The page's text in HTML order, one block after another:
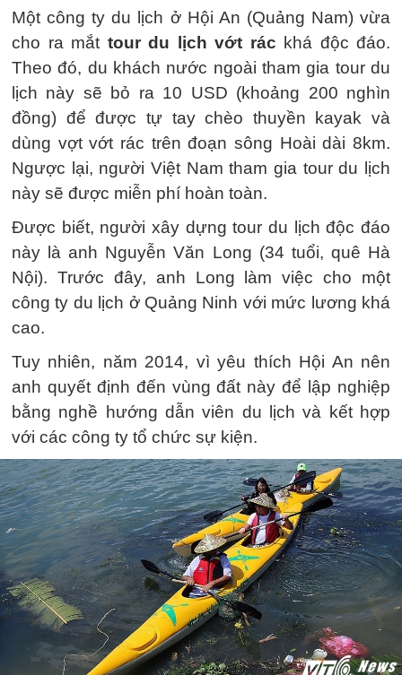
Một công ty du lịch ở Hội An (Quảng Nam) vừa
cho ra mắt tour du lịch vớt rác khá độc đáo.
Theo đó, du khách nước ngoài tham gia tour du
lịch này sẽ bỏ ra 10 USD (khoảng 200 nghìn
đồng) để được tự tay chèo thuyền kayak và
dùng vợt vớt rác trên đoạn sông Hoài dài 8km.
Ngược lại, người Việt Nam tham gia tour du lịch
này sẽ được miễn phí hoàn toàn.
Được biết, người xây dựng tour du lịch độc đáo
này là anh Nguyễn Văn Long (34 tuổi, quê Hà
Nội). Trước đây, anh Long làm việc cho một
công ty du lịch ở Quảng Ninh với mức lương khá
cao.
Tuy nhiên, năm 2014, vì yêu thích Hội An nên
anh quyết định đến vùng đất này để lập nghiệp
bằng nghề hướng dẫn viên du lịch và kết hợp
với các công ty tổ chức sự kiện.